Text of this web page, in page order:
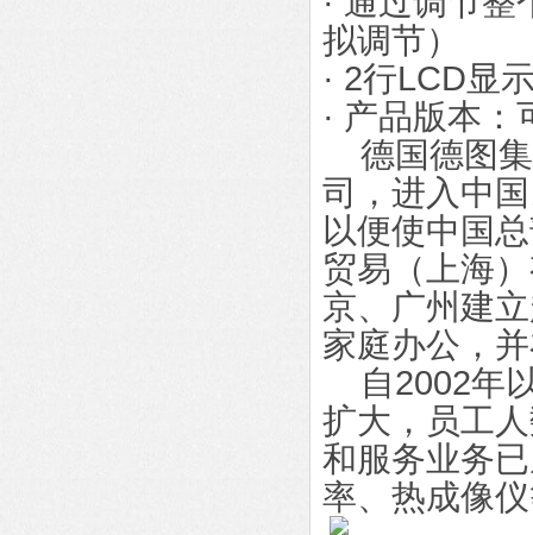
拟调节）
· 2行LCD显
· 产品版本
德国德图集
司，进入中
以便使中国
贸易（上海
京、广州建
家庭办公，
自2002年
扩大，员工
和服务业务
率、热成像